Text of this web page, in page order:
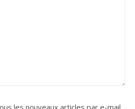
les nouveaux articles par e-mail.